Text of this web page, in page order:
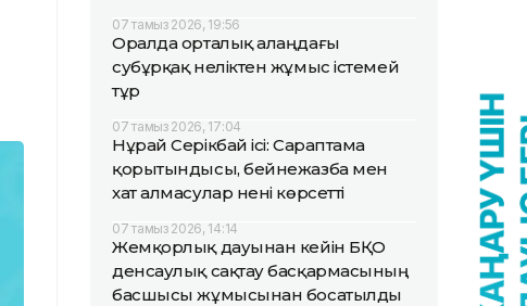
07 тамыз 2026, 19:56
Оралда орталық алаңдағы
субұрқақ неліктен жұмыс істемей
тұр
07 тамыз 2026, 17:04
Нұрай Серікбай ісі: Сараптама
қорытындысы, бейнежазба мен
хат алмасулар нені көрсетті
07 тамыз 2026, 14:14
Жемқорлық дауынан кейін БҚО
денсаулық сақтау басқармасының
басшысы жұмысынан босатылды